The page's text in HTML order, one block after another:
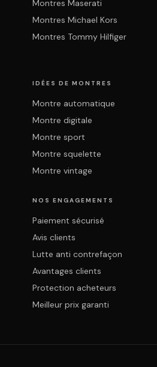
Montres Maserati
Montres Michael Kors
Montres Tommy Hilfiger
IDÉES DE MONTRES
Montre automatique
Montre digitale
Montre sport
Montre squelette
Montre vintage
NOS ENGAGEMENTS
Paiement sécurisé
Avis clients
Lutte anti contrefaçon
Avantages clients
Protection acheteurs
Meilleur prix garanti